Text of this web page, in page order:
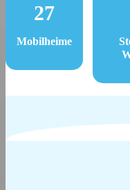
27
Mobilheime